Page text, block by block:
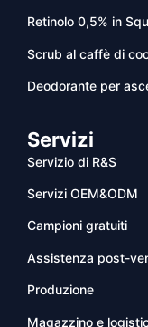
Retinolo 0,5% in
Scrub al caffè di
Deodorante per
Servizi
Servizio di R&S
Servizi OEM&ODM
Campioni gratuiti
Assistenza post-
Produzione
Magazzino e